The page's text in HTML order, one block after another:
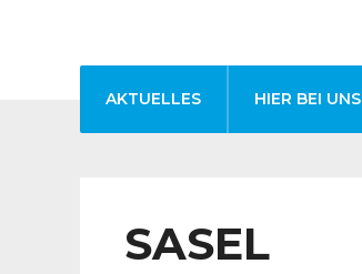
AKTUELLES HIER BEI UNS
SASEL